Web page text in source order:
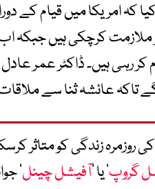
کہ امریکا میں قیام کے
کرچکی ہیں جبکہ اب
رہی ہیں۔ ڈاکٹر عمر
تاکہ عائشہ ثنا سے
روزمرہ زندگی کو متاثر
گروپ‘ یا ’آفیشل چینل‘